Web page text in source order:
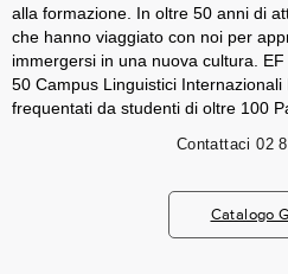
alla formazione. In oltre 50 anni di
che hanno viaggiato con noi per
immergersi in una nuova cultura.
50 Campus Linguistici Internazionali
frequentati da studenti di oltre 100
Contattaci 02
Catalogo